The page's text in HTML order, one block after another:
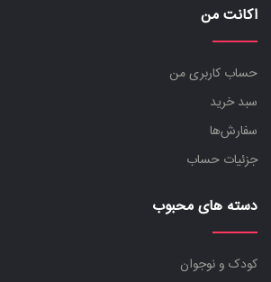
اکانت من
حساب کاربری من
سبد خرید
سفارش‌ها
جزئیات حساب
دسته های محبوب
کودک و نوجوان